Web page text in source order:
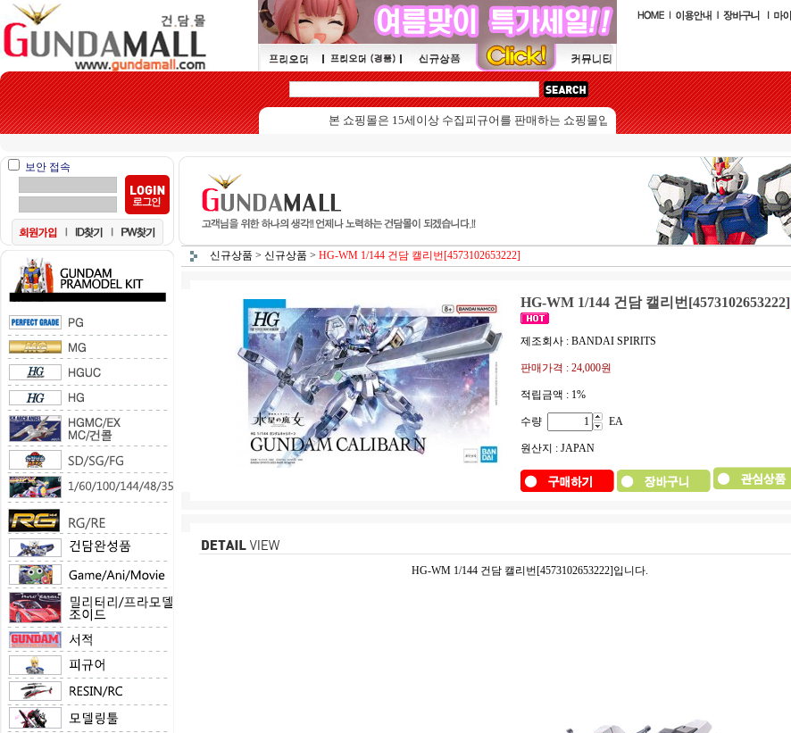
본 쇼핑몰은 15세이상 수집피규어를 판매하는 쇼핑몰입니다.
보안 접속
신규상품 > 신규상품 > HG-WM 1/144 건담 캘리번[4573102653222]
HG-WM 1/144 건담 캘리번[4573102653222]
제조회사 : BANDAI SPIRITS
판매가격 : 24,000원
적립금액 : 1%
수량 EA
원산지 : JAPAN
HG-WM 1/144 건담 캘리번[4573102653222]입니다.